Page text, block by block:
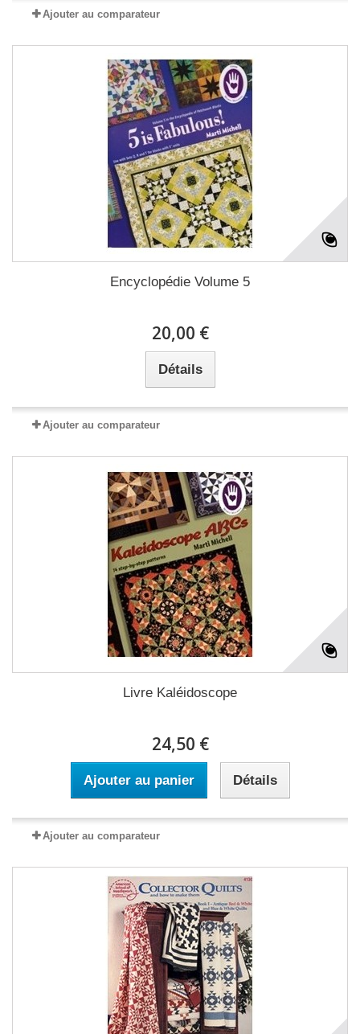
Ajouter au comparateur
Encyclopédie Volume 5
20,00 €
Détails
Ajouter au comparateur
Livre Kaléidoscope
24,50 €
Ajouter au panier Détails
Ajouter au comparateur